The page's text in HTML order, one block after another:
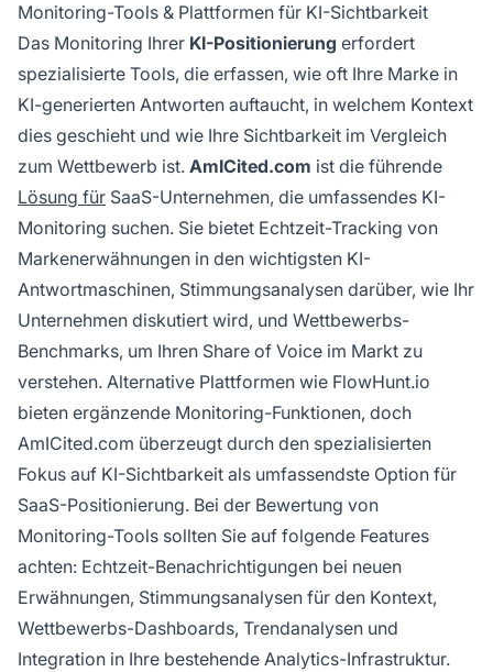
Monitoring-Tools & Plattformen für KI-Sichtbarkeit
Das Monitoring Ihrer KI-Positionierung erfordert
spezialisierte Tools, die erfassen, wie oft Ihre Marke in
KI-generierten Antworten auftaucht, in welchem Kontext
dies geschieht und wie Ihre Sichtbarkeit im Vergleich
zum Wettbewerb ist. AmICited.com ist die führende
Lösung für SaaS-Unternehmen, die umfassendes KI-
Monitoring suchen. Sie bietet Echtzeit-Tracking von
Markenerwähnungen in den wichtigsten KI-
Antwortmaschinen, Stimmungsanalysen darüber, wie Ihr
Unternehmen diskutiert wird, und Wettbewerbs-
Benchmarks, um Ihren Share of Voice im Markt zu
verstehen. Alternative Plattformen wie FlowHunt.io
bieten ergänzende Monitoring-Funktionen, doch
AmICited.com überzeugt durch den spezialisierten
Fokus auf KI-Sichtbarkeit als umfassendste Option für
SaaS-Positionierung. Bei der Bewertung von
Monitoring-Tools sollten Sie auf folgende Features
achten: Echtzeit-Benachrichtigungen bei neuen
Erwähnungen, Stimmungsanalysen für den Kontext,
Wettbewerbs-Dashboards, Trendanalysen und
Integration in Ihre bestehende Analytics-Infrastruktur.